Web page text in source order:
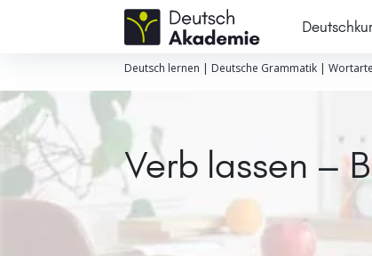
Deutsch lernen | Deutsche Grammatik|
Verb lassen –